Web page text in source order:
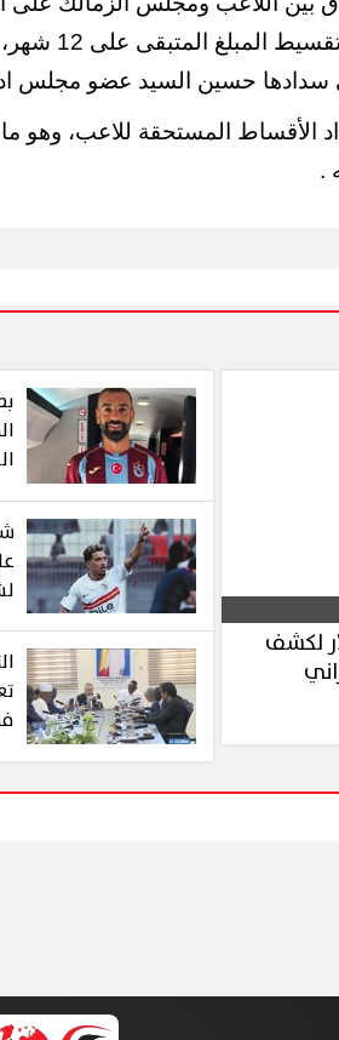
سدادها حسين السيد عضو مجلس
الأقساط المستحقة للاعب، وهو ما
.
دولار لكشف
القاهرة يشهد أول مشاركة
التعليم في فعاليات شارع الفن